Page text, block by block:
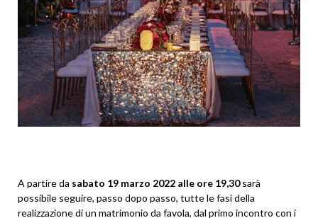
A partire da sabato 19 marzo 2022 alle ore 19,30sarà
possibile seguire, passo dopo passo, tutte le fasi della
realizzazione di un matrimonio da favola, dal primo incontro con i